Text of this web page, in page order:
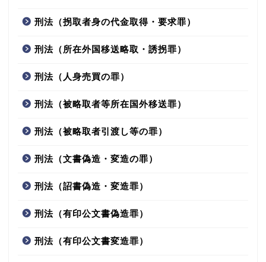
刑法（拐取者身の代金取得・要求罪）
刑法（所在外国移送略取・誘拐罪）
刑法（人身売買の罪）
刑法（被略取者等所在国外移送罪）
刑法（被略取者引渡し等の罪）
刑法（文書偽造・変造の罪）
刑法（詔書偽造・変造罪）
刑法（有印公文書偽造罪）
刑法（有印公文書変造罪）